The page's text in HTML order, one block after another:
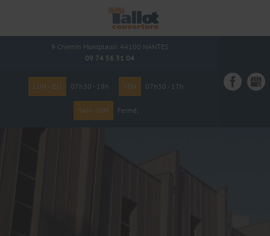
9 Chemin Montplaisir 44100 NANTES
09 74 56 31 04
LUN - JEU 07h30 - 18h VEN 07h30 - 17h
SAM - DIM Fermé;